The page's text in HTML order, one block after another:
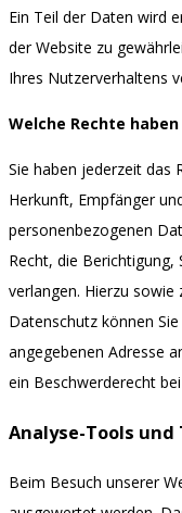
Ein Teil der Daten wird
der Website zu
Ihres Nutzerverhaltens
Welche Rechte
Sie haben jederzeit das
Herkunft, Empfänger
personenbezogenen
Recht, die
verlangen. Hierzu
Datenschutz können
angegebenen Adresse
ein Beschwerderecht
Analyse-Tools
Beim Besuch unserer